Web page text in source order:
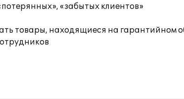
«забытых клиентов»
товары, находящиеся на гарантийном